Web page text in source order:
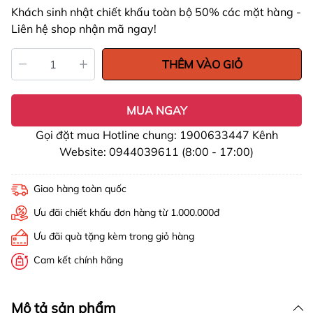
Khách sinh nhật chiết khấu toàn bộ 50% các mặt hàng -
Liên hệ shop nhận mã ngay!
THÊM VÀO GIỎ
MUA NGAY
Gọi đặt mua Hotline chung: 1900633447 Kênh
Website: 0944039611 (8:00 - 17:00)
Giao hàng toàn quốc
Ưu đãi chiết khấu đơn hàng từ 1.000.000đ
Ưu đãi quà tặng kèm trong giỏ hàng
Cam kết chính hãng
Mô tả sản phẩm